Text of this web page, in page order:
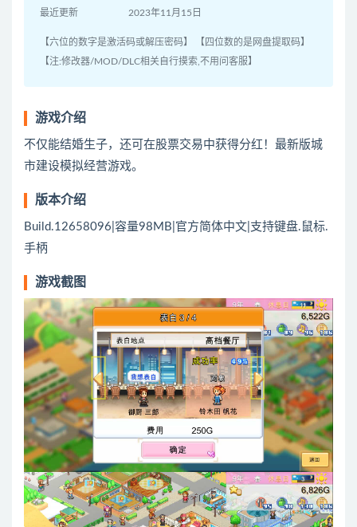
最近更新 2023年11月15日
【六位的数字是激活码或解压密码】 【四位数的是网盘提取码】
【注:修改器/MOD/DLC相关自行摸索,不用问客服】
游戏介绍
不仅能结婚生子，还可在股票交易中获得分红！最新版城
市建设模拟经营游戏。
版本介绍
Build.12658096|容量98MB|官方简体中文|支持键盘.鼠标.
手柄
游戏截图